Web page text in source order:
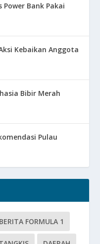
Power Bank Pakai
Kebaikan Anggota
Bibir Merah
Pulau
BERITA FORMULA 1